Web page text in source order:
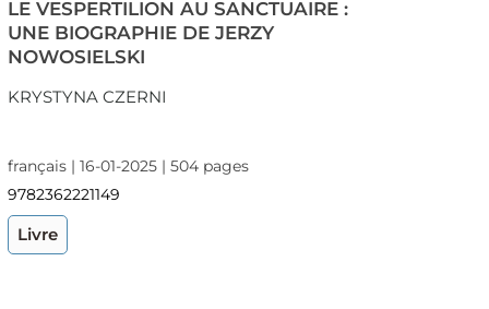
LE VESPERTILION AU SANCTUAIRE :
UNE BIOGRAPHIE DE JERZY
NOWOSIELSKI
KRYSTYNA CZERNI
français | 16-01-2025 | 504 pages
9782362221149
Livre